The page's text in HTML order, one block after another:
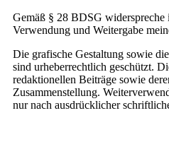
Gemäß § 28 BDSG widerspreche
Verwendung und Weitergabe
Die grafische Gestaltung sowie
sind urheberrechtlich geschützt.
redaktionellen Beiträge sowie
Zusammenstellung.
nur nach ausdrücklicher